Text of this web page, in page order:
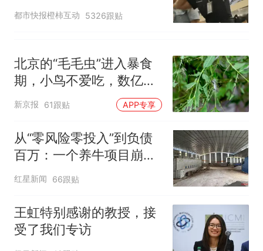
作，泰国机场最新回应：
拒绝登机决定由航司作
改签但没兑现
都市快报橙柿互动 5326跟贴
北京的“毛毛虫”进入暴食
期，小鸟不爱吃，数亿头
小蜂迎战
新京报 61跟贴 APP专享
从“零风险零投入”到负债
百万：一个养牛项目崩盘
后，谁该为农户的贷款买
单丨红星调查
红星新闻 66跟贴
王虹特别感谢的教授，接
受了我们专访